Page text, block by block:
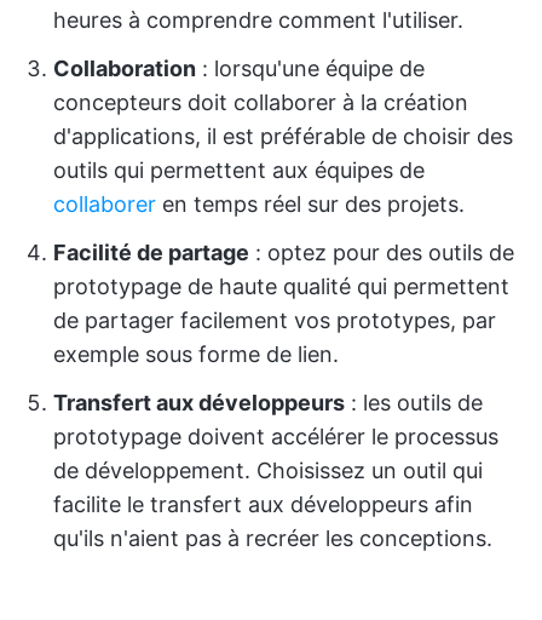
heures à comprendre comment l'utiliser.
Collaboration : lorsqu'une équipe de
concepteurs doit collaborer à la création
d'applications, il est préférable de choisir des
outils qui permettent aux équipes de
collaborer en temps réel sur des projets.
Facilité de partage : optez pour des outils de
prototypage de haute qualité qui permettent
de partager facilement vos prototypes, par
exemple sous forme de lien.
Transfert aux développeurs : les outils de
prototypage doivent accélérer le processus
de développement. Choisissez un outil qui
facilite le transfert aux développeurs afin
qu'ils n'aient pas à recréer les conceptions.